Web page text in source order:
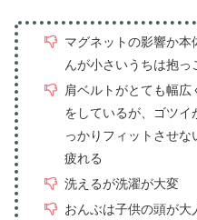
マグネットの影響か本
んが小さいうちは抱っ
肩ベルトがとても幅広
をしているが、ゴツイ
っかりフィットさせな
疲れる
洗えるが洗濯が大変
おんぶは子供の頭が大